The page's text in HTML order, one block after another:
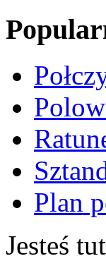
Plan
Jesteś